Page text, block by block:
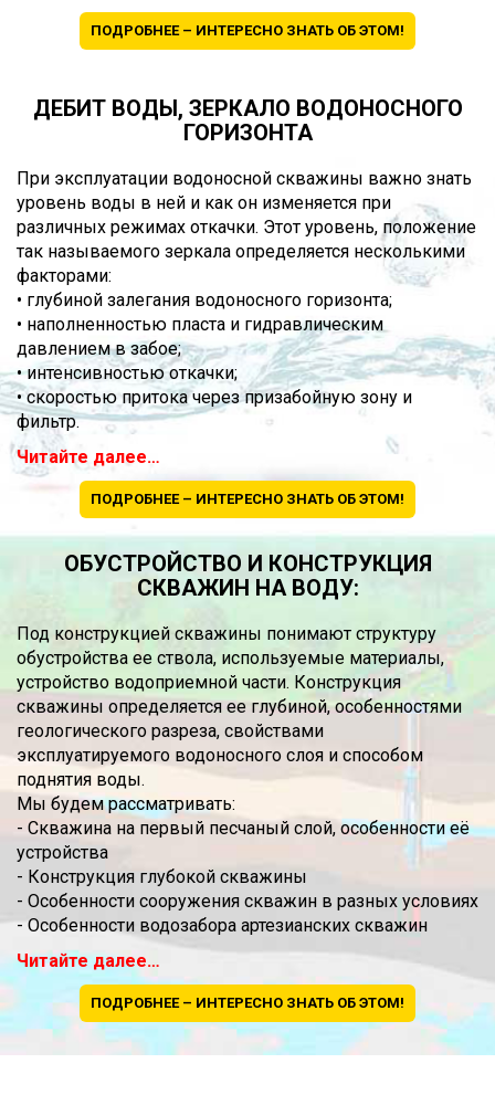
ПОДРОБНЕЕ – ИНТЕРЕСНО ЗНАТЬ ОБ ЭТОМ!
ДЕБИТ ВОДЫ, ЗЕРКАЛО ВОДОНОСНОГО
ГОРИЗОНТА
При эксплуатации водоносной скважины важно знать
уровень воды в ней и как он изменяется при
различных режимах откачки. Этот уровень, положение
так называемого зеркала определяется несколькими
факторами:
• глубиной залегания водоносного горизонта;
• наполненностью пласта и гидравлическим
давлением в забое;
• интенсивностью откачки;
• скоростью притока через призабойную зону и
фильтр.
Читайте далее…
ПОДРОБНЕЕ – ИНТЕРЕСНО ЗНАТЬ ОБ ЭТОМ!
ОБУСТРОЙСТВО И КОНСТРУКЦИЯ
СКВАЖИН НА ВОДУ:
Под конструкцией скважины понимают структуру
обустройства ее ствола, используемые материалы,
устройство водоприемной части. Конструкция
скважины определяется ее глубиной, особенностями
геологического разреза, свойствами
эксплуатируемого водоносного слоя и способом
поднятия воды.
Мы будем рассматривать:
- Скважина на первый песчаный слой, особенности её
устройства
- Конструкция глубокой скважины
- Особенности сооружения скважин в разных условиях
- Особенности водозабора артезианских скважин
Читайте далее…
ПОДРОБНЕЕ – ИНТЕРЕСНО ЗНАТЬ ОБ ЭТОМ!